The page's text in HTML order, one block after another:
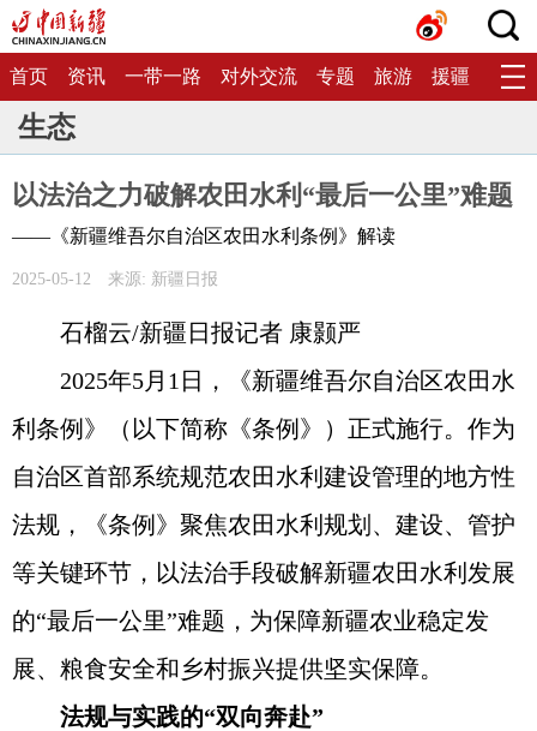
首页 资讯 一带一路 对外交流 专题 旅游 援疆 生态
生态
以法治之力破解农田水利“最后一公里”难题
——《新疆维吾尔自治区农田水利条例》解读
2025-05-12 来源: 新疆日报
石榴云/新疆日报记者 康颢严
2025年5月1日，《新疆维吾尔自治区农田水
利条例》（以下简称《条例》）正式施行。作为
自治区首部系统规范农田水利建设管理的地方性
法规，《条例》聚焦农田水利规划、建设、管护
等关键环节，以法治手段破解新疆农田水利发展
的“最后一公里”难题，为保障新疆农业稳定发
展、粮食安全和乡村振兴提供坚实保障。
法规与实践的“双向奔赴”